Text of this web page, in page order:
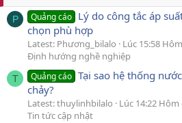
P Quảng cáo Lý do công tắc áp
chọn phù hợp
Latest: Phương_bilalo
Lúc 15:58
Định hướng nghề nghiệp
T Quảng cáo Tại sao hệ thống
chảy?
Latest: thuylinhbilalo
Lúc 14:22
Tin tức cập nhật